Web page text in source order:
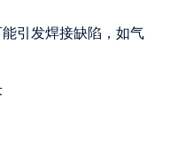
引发焊接缺陷，如气